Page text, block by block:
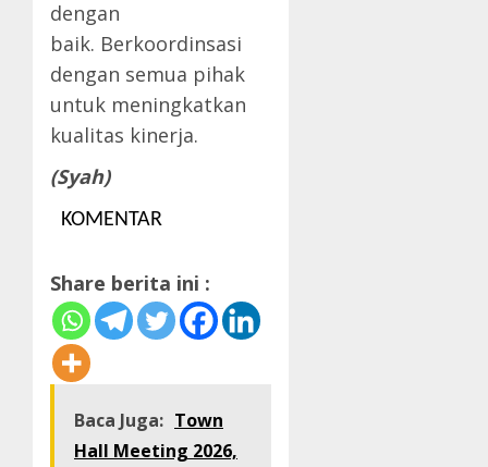
dengan
baik. Berkoordinsasi
dengan semua pihak
untuk meningkatkan
kualitas kinerja.
(Syah)
KOMENTAR
Share berita ini :
Baca Juga: Town
Hall Meeting 2026,